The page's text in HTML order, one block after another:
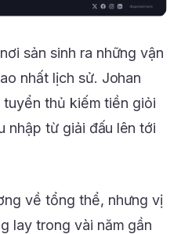
sản sinh ra những vận
nhất lịch sử. Johan
tuyển thủ kiếm tiền giỏi
nhập từ giải đấu lên tới
về tổng thể, nhưng vị
lay trong vài năm gần